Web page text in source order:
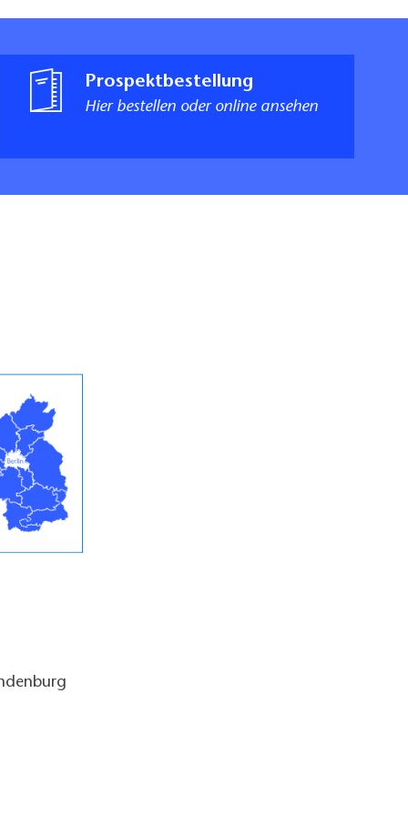
Prospektbestellung
Hier bestellen oder online ansehen